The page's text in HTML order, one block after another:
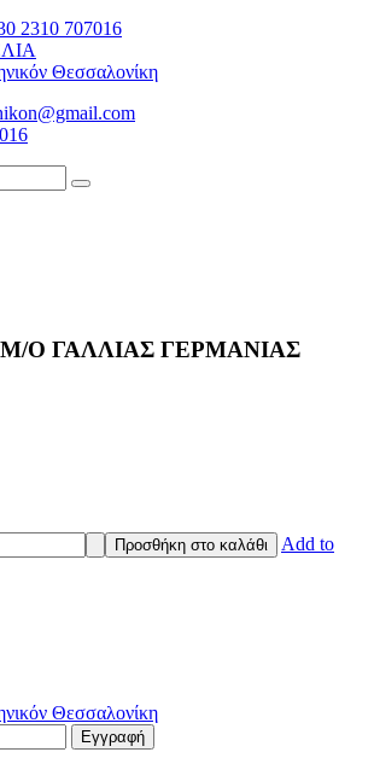
2310 707016
Ο ΓΑΛΛΙΑΣ ΓΕΡΜΑΝΙΑΣ
Προσθήκη στο καλάθι
Add to
Εγγραφή